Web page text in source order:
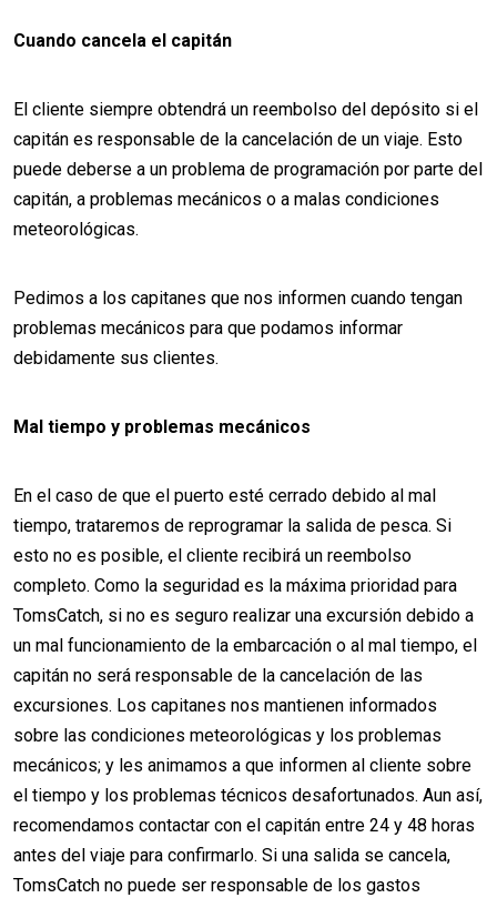
Cuando cancela el capitán
El cliente siempre obtendrá un reembolso del depósito si el
capitán es responsable de la cancelación de un viaje. Esto
puede deberse a un problema de programación por parte del
capitán, a problemas mecánicos o a malas condiciones
meteorológicas.
Pedimos a los capitanes que nos informen cuando tengan
problemas mecánicos para que podamos informar
debidamente sus clientes.
Mal tiempo y problemas mecánicos
En el caso de que el puerto esté cerrado debido al mal
tiempo, trataremos de reprogramar la salida de pesca. Si
esto no es posible, el cliente recibirá un reembolso
completo. Como la seguridad es la máxima prioridad para
TomsCatch, si no es seguro realizar una excursión debido a
un mal funcionamiento de la embarcación o al mal tiempo, el
capitán no será responsable de la cancelación de las
excursiones. Los capitanes nos mantienen informados
sobre las condiciones meteorológicas y los problemas
mecánicos; y les animamos a que informen al cliente sobre
el tiempo y los problemas técnicos desafortunados. Aun así,
recomendamos contactar con el capitán entre 24 y 48 horas
antes del viaje para confirmarlo. Si una salida se cancela,
TomsCatch no puede ser responsable de los gastos